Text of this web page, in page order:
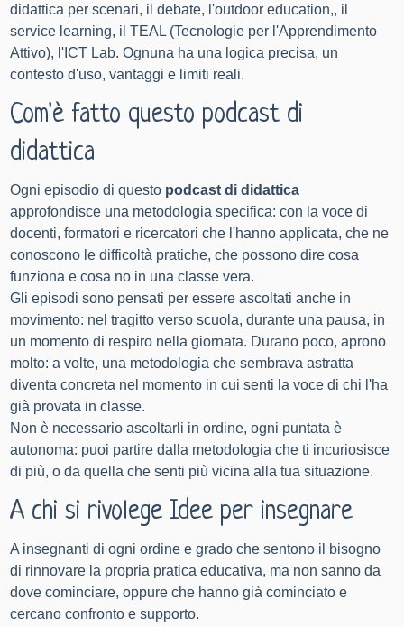
didattica per scenari, il debate, l'outdoor education,, il
service learning, il TEAL (Tecnologie per l'Apprendimento
Attivo), l'ICT Lab. Ognuna ha una logica precisa, un
contesto d'uso, vantaggi e limiti reali.
Com'è fatto questo podcast di
didattica
Ogni episodio di questo podcast di didattica
approfondisce una metodologia specifica: con la voce di
docenti, formatori e ricercatori che l'hanno applicata, che ne
conoscono le difficoltà pratiche, che possono dire cosa
funziona e cosa no in una classe vera.
Gli episodi sono pensati per essere ascoltati anche in
movimento: nel tragitto verso scuola, durante una pausa, in
un momento di respiro nella giornata. Durano poco, aprono
molto: a volte, una metodologia che sembrava astratta
diventa concreta nel momento in cui senti la voce di chi l'ha
già provata in classe.
Non è necessario ascoltarli in ordine, ogni puntata è
autonoma: puoi partire dalla metodologia che ti incuriosisce
di più, o da quella che senti più vicina alla tua situazione.
A chi si rivolege Idee per insegnare
A insegnanti di ogni ordine e grado che sentono il bisogno
di rinnovare la propria pratica educativa, ma non sanno da
dove cominciare, oppure che hanno già cominciato e
cercano confronto e supporto.